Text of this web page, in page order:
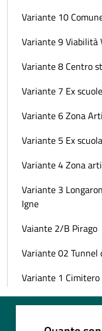
Variante 10
Variante 9 Viabilità
Variante 8 Centro
Variante 7 Ex
Variante 6 Zona
Variante 5 Ex
Variante 4 Zona
Variante 3
Igne
Vaiante 2/B Pirago
Variante 02 Tunnel
Variante 1 Cimitero